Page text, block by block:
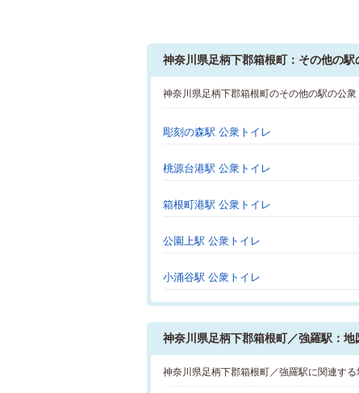
神奈川県足柄下郡箱根町：その他の駅
神奈川県足柄下郡箱根町のその他の駅の公
彫刻の森駅 公衆トイレ
桃源台港駅 公衆トイレ
箱根町港駅 公衆トイレ
公園上駅 公衆トイレ
小涌谷駅 公衆トイレ
神奈川県足柄下郡箱根町／強羅駅：地
神奈川県足柄下郡箱根町／強羅駅に関連する